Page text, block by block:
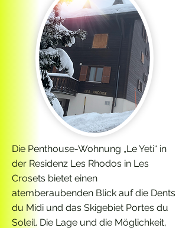
Die Penthouse-Wohnung „Le Yeti“ in
der Residenz Les Rhodos in Les
Crosets bietet einen
atemberaubenden Blick auf die Dents
du Midi und das Skigebiet Portes du
Soleil. Die Lage und die Möglichkeit,